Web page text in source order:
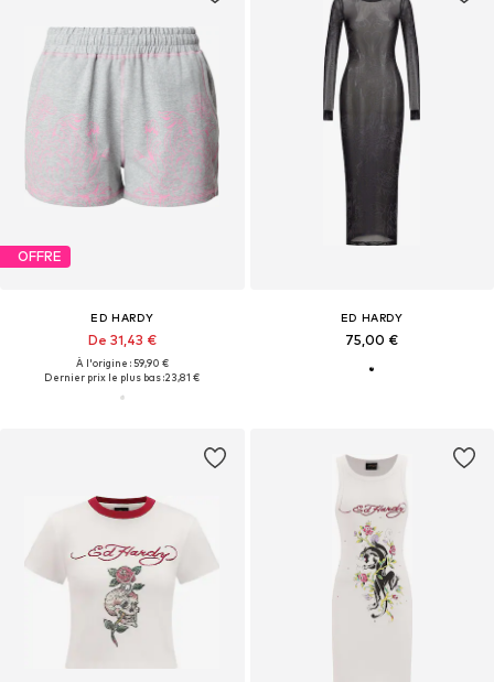
OFFRE
ED HARDY
De 31,43 €
À l'origine : 59,90 €
Dernier prix le plus bas :23,81 €
ED HARDY
75,00 €